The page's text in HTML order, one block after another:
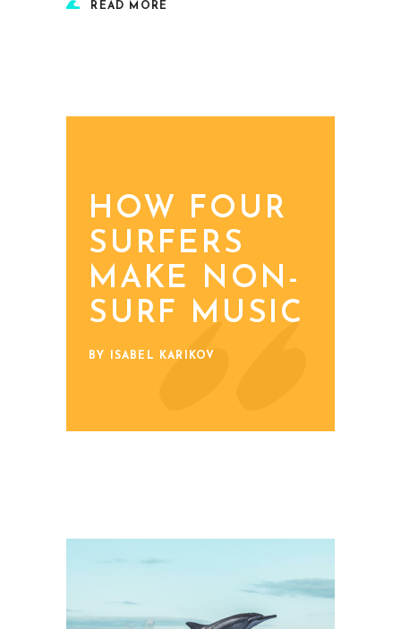
READ MORE
HOW FOUR
SURFERS
MAKE NON-
SURF MUSIC
BY ISABEL KARIKOV